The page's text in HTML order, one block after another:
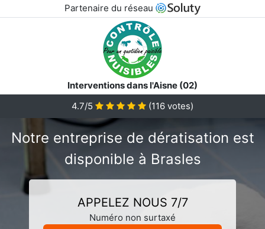
Partenaire du réseau
Interventions dans l'Aisne (02)
4.7/5
(116 votes)
Notre entreprise de dératisation est
disponible à Brasles
APPELEZ NOUS 7/7
Numéro non surtaxé